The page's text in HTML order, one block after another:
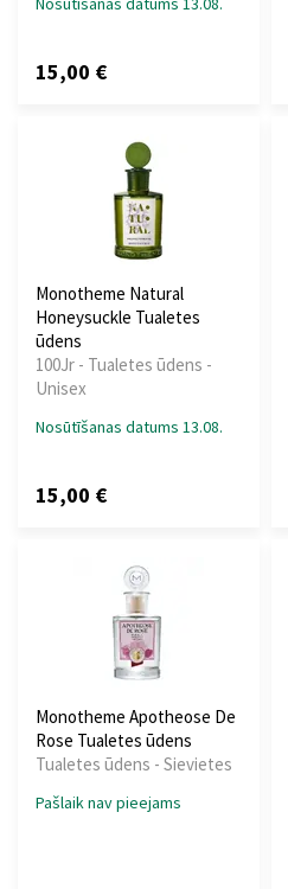
15,00 €
Monotheme Natural
Honeysuckle Tualetes
ūdens
100Jr - Tualetes ūdens -
Unisex
Nosūtīšanas datums 13.08.
15,00 €
Monotheme Apotheose De
Rose Tualetes ūdens
Tualetes ūdens - Sievietes
Pašlaik nav pieejams